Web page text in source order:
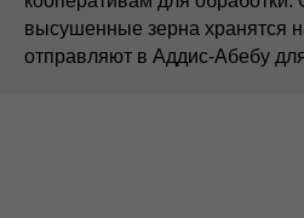
высушенные зерна хранятся
отправляют в Аддис-Абебу